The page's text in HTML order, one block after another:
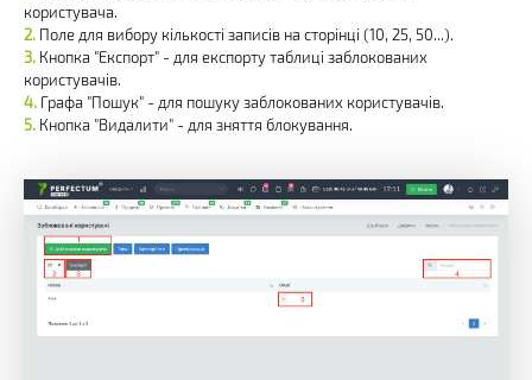
користувача.
Поле для вибору кількості записів на сторінці (10, 25, 50...).
Кнопка "Експорт" - для експорту таблиці заблокованих
користувачів.
Графа "Пошук" - для пошуку заблокованих користувачів.
Кнопка "Видалити" - для зняття блокування.